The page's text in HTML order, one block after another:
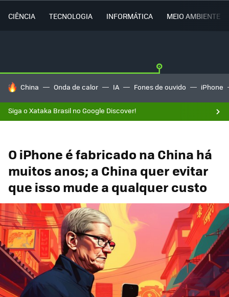
CIÊNCIA TECNOLOGIA INFORMÁTICA MEIO AMBIENTE
TENDÊNCIAS DO DIA
China Onda de calor IA Fones de ouvido iPhone
Siga o Xataka Brasil no Google Discover!
O iPhone é fabricado na China há
muitos anos; a China quer evitar
que isso mude a qualquer custo